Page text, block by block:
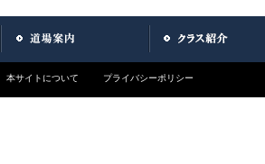
本サイトについて プライバシーポリシー